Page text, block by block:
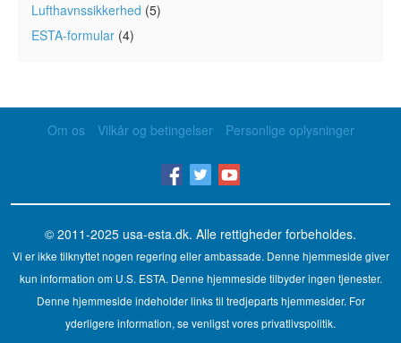
Lufthavnssikkerhed (5)
ESTA-formular (4)
Om os Vilkår og betingelser Personlige oplysninger
© 2011-2025 usa-esta.dk. Alle rettigheder forbeholdes.
Vi er ikke tilknyttet nogen regering eller ambassade. Denne hjemmeside giver
kun information om U.S. ESTA. Denne hjemmeside tilbyder ingen tjenester.
Denne hjemmeside indeholder links til tredjeparts hjemmesider. For
yderligere information, se venligst vores privatlivspolitik.